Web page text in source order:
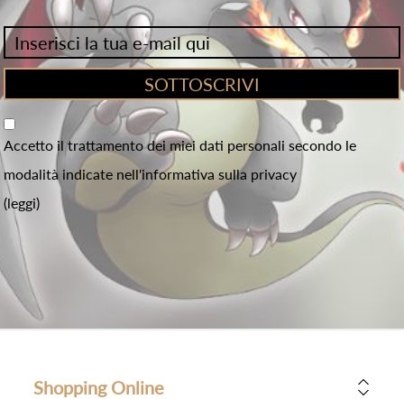
Accetto il trattamento dei miei dati personali secondo le
modalità indicate nell'informativa sulla privacy
(leggi)
Shopping Online